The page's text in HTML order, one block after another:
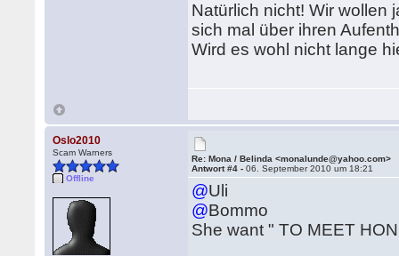
Natürlich nicht! Wir wollen
sich mal über ihren
Wird es wohl nicht lange
Oslo2010
Scam Warners
Offline
Re: Mona / Belinda <monalunde@yahoo.com>
Antwort #4 -06. September 2010 um 18:21
@Uli
@Bommo
She want " TO MEET